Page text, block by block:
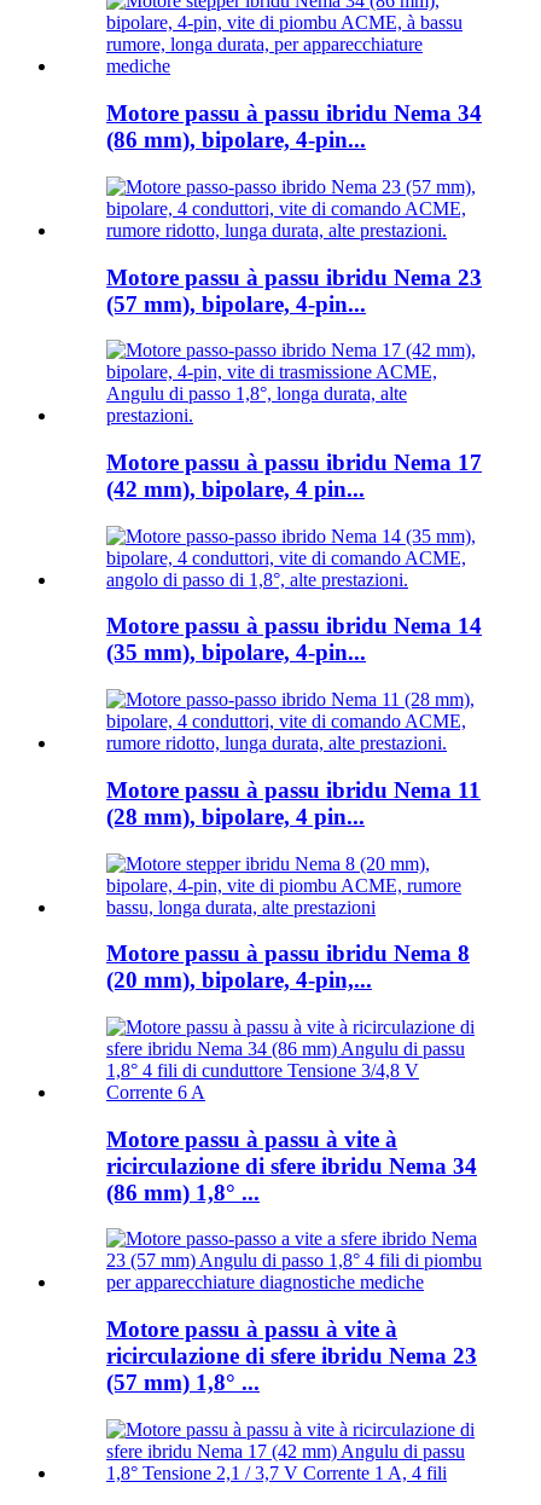
Motore passu à passu ibridu Nema 34
(86 mm), bipolare, 4-pin...
Motore passu à passu ibridu Nema 23
(57 mm), bipolare, 4-pin...
Motore passu à passu ibridu Nema 17
(42 mm), bipolare, 4 pin...
Motore passu à passu ibridu Nema 14
(35 mm), bipolare, 4-pin...
Motore passu à passu ibridu Nema 11
(28 mm), bipolare, 4 pin...
Motore passu à passu ibridu Nema 8
(20 mm), bipolare, 4-pin,...
Motore passu à passu à vite à
ricirculazione di sfere ibridu Nema 34
(86 mm) 1,8° ...
Motore passu à passu à vite à
ricirculazione di sfere ibridu Nema 23
(57 mm) 1,8° ...